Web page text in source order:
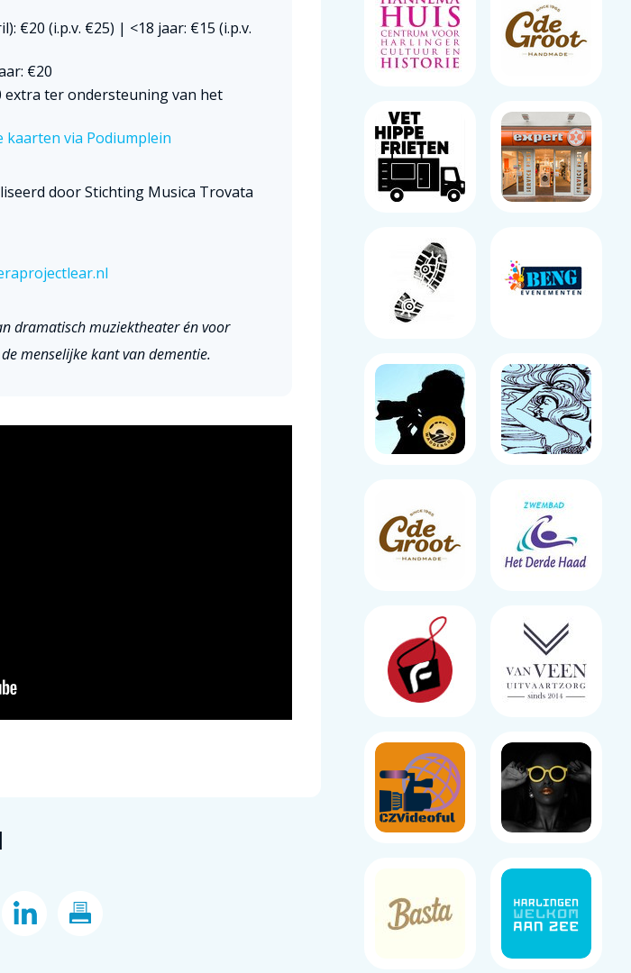
€20 (i.p.v. €25) | <18 jaar: €15 (i.p.v.
€20
ter ondersteuning van het
kaarten via Podiumplein
door Stichting Musica Trovata
dramatisch muziektheater én voor
menselijke kant van dementie.